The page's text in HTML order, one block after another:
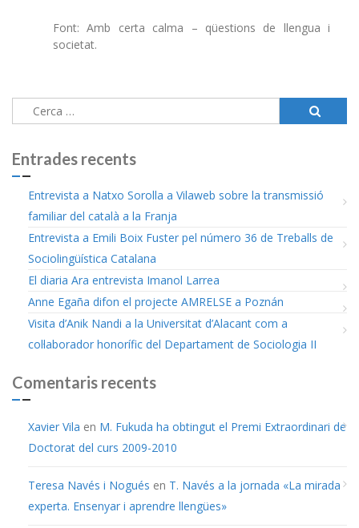
Font: Amb certa calma – qüestions de llengua i
societat.
Cerca:
Entrades recents
Entrevista a Natxo Sorolla a Vilaweb sobre la transmissió
familiar del català a la Franja
Entrevista a Emili Boix Fuster pel número 36 de Treballs de
Sociolingüística Catalana
El diaria Ara entrevista Imanol Larrea
Anne Egaña difon el projecte AMRELSE a Poznán
Visita d’Anik Nandi a la Universitat d’Alacant com a
col·laborador honorífic del Departament de Sociologia II
Comentaris recents
Xavier Vila en M. Fukuda ha obtingut el Premi Extraordinari de
Doctorat del curs 2009-2010
Teresa Navés i Nogués en T. Navés a la jornada «La mirada
experta. Ensenyar i aprendre llengües»